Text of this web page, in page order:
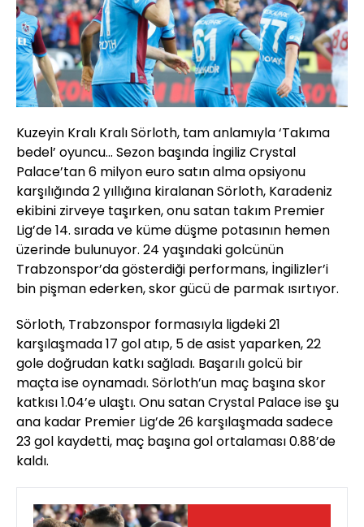
Kuzeyin Kralı Kralı Sörloth, tam anlamıyla ‘Takıma
bedel’ oyuncu... Sezon başında İngiliz Crystal
Palace’tan 6 milyon euro satın alma opsiyonu
karşılığında 2 yıllığına kiralanan Sörloth, Karadeniz
ekibini zirveye taşırken, onu satan takım Premier
Lig’de 14. sırada ve küme düşme potasının hemen
üzerinde bulunuyor. 24 yaşındaki golcünün
Trabzonspor’da gösterdiği performans, İngilizler’i
bin pişman ederken, skor gücü de parmak ısırtıyor.
Sörloth, Trabzonspor formasıyla ligdeki 21
karşılaşmada 17 gol atıp, 5 de asist yaparken, 22
gole doğrudan katkı sağladı. Başarılı golcü bir
maçta ise oynamadı. Sörloth’un maç başına skor
katkısı 1.04’e ulaştı. Onu satan Crystal Palace ise şu
ana kadar Premier Lig’de 26 karşılaşmada sadece
23 gol kaydetti, maç başına gol ortalaması 0.88’de
kaldı.